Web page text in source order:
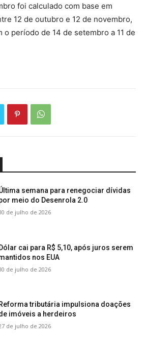
foi calculado com base em
12 de outubro e 12 de novembro,
o período de 14 de setembro a 11 de
semana para renegociar dívidas
meio do Desenrola 2.0
de julho de 2026
cai para R$ 5,10, após juros serem
nos EUA
de julho de 2026
Reforma tributária impulsiona doações
imóveis a herdeiros
de julho de 2026